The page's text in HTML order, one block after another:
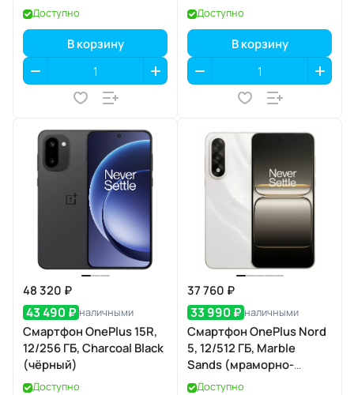
Доступно
В корзину
Доступно
В корзину
48 320 ₽
43 490 ₽ наличными
Смартфон OnePlus 15R,
12/256 ГБ, Charcoal Black
(чёрный)
Доступно
37 760 ₽
33 990 ₽ наличными
Смартфон OnePlus Nord
5, 12/512 ГБ, Marble
Sands (мраморно-
песочный)
Доступно